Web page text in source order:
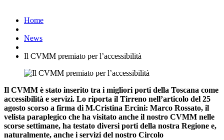
Home
News
Il CVMM premiato per l’accessibilità
Il CVMM è stato inserito tra i migliori porti della Toscana come
accessibilità e servizi. Lo riporta il Tirreno nell’articolo del 25
agosto scorso a firma di M.Cristina Ercini: Marco Rossato, il
velista paraplegico che ha visitato anche il nostro CVMM nelle
scorse settimane, ha testato diversi porti della nostra Regione e,
naturalmente, anche i servizi del nostro Circolo